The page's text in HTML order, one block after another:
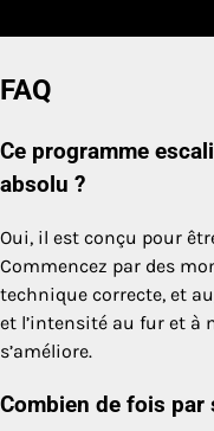
FAQ
Ce programme
absolu ?
Oui, il est conçu pour
Commencez par des
technique correcte, et
et l’intensité au fur et à
s’améliore.
Combien de fois